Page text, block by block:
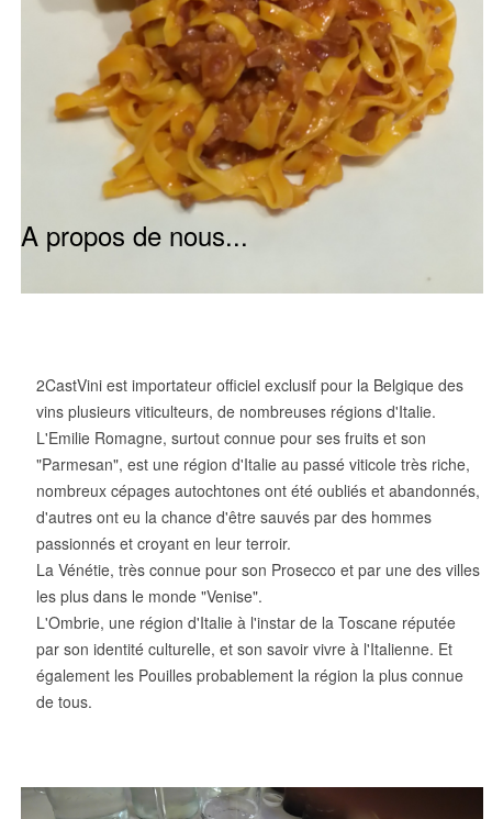
A propos de nous...
2CastVini est importateur officiel exclusif pour la Belgique des
vins plusieurs viticulteurs, de nombreuses régions d'Italie.
L'Emilie Romagne, surtout connue pour ses fruits et son
"Parmesan", est une région d'Italie au passé viticole très riche,
nombreux cépages autochtones ont été oubliés et abandonnés,
d'autres ont eu la chance d'être sauvés par des hommes
passionnés et croyant en leur terroir.
La Vénétie, très connue pour son Prosecco et par une des villes
les plus dans le monde "Venise".
L'Ombrie, une région d'Italie à l'instar de la Toscane réputée
par son identité culturelle, et son savoir vivre à l'Italienne. Et
également les Pouilles probablement la région la plus connue
de tous.